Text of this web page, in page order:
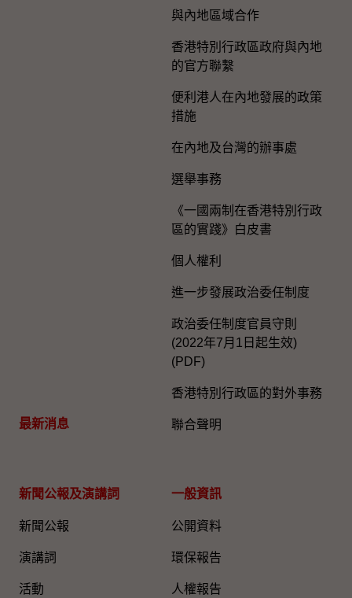
最新消息
與內地區域合作
香港特別行政區政府與內地
的官方聯繫
便利港人在內地發展的政策
措施
在內地及台灣的辦事處
選舉事務
《一國兩制在香港特別行政
區的實踐》白皮書
個人權利
進一步發展政治委任制度
政治委任制度官員守則
(2022年7月1日起生效)
(PDF)
香港特別行政區的對外事務
聯合聲明
新聞公報及演講詞
新聞公報
演講詞
活動
一般資訊​
公開資料
環保報告
人權報告